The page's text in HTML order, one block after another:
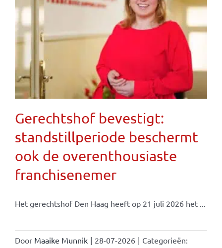
Gerechtshof bevestigt:
standstillperiode beschermt
ook de overenthousiaste
franchisenemer
Het gerechtshof Den Haag heeft op 21 juli 2026 het ...
Door Maaike Munnik | 28-07-2026 | Categorieën: